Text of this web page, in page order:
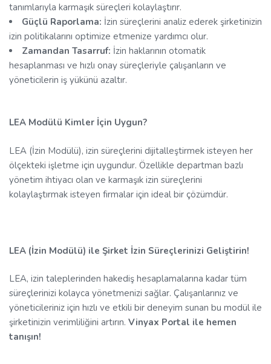
tanımlarıyla karmaşık süreçleri kolaylaştırır.
Güçlü Raporlama: İzin süreçlerini analiz ederek şirketinizin
izin politikalarını optimize etmenize yardımcı olur.
Zamandan Tasarruf: İzin haklarının otomatik
hesaplanması ve hızlı onay süreçleriyle çalışanların ve
yöneticilerin iş yükünü azaltır.
LEA Modülü Kimler İçin Uygun?
LEA (İzin Modülü), izin süreçlerini dijitalleştirmek isteyen her
ölçekteki işletme için uygundur. Özellikle departman bazlı
yönetim ihtiyacı olan ve karmaşık izin süreçlerini
kolaylaştırmak isteyen firmalar için ideal bir çözümdür.
LEA (İzin Modülü) ile Şirket İzin Süreçlerinizi Geliştirin!
LEA, izin taleplerinden hakediş hesaplamalarına kadar tüm
süreçlerinizi kolayca yönetmenizi sağlar. Çalışanlarınız ve
yöneticileriniz için hızlı ve etkili bir deneyim sunan bu modül ile
şirketinizin verimliliğini artırın. Vinyax Portal ile hemen
tanışın!